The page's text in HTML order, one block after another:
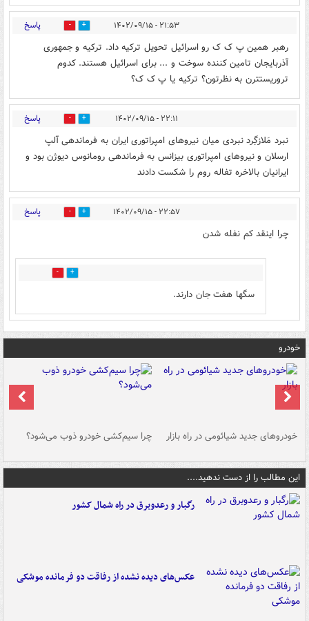
۲۱:۵۳ - ۱۴۰۲/۰۹/۱۵ 0 پاسخ
رهبر همین پ ک ک رو اسرائیل تحویل ترکیه داد. ترکیه و جمهوری
آذربایجان تامین کننده سوخت و ... برای اسرائیل هستند. کدوم
تروریستترن به نظرتون؟ ترکیه یا پ ک ک؟
۲۲:۱۱ - ۱۴۰۲/۰۹/۱۵ 0 پاسخ
نبرد مَلازگِرد نبردی میان نیروهای امپراتوری ایران به فرماندهی آلپ
ارسلان و نیروهای امپراتوری بیزانس به فرماندهی رومانوس دیوژن بود و
ایرانیان بالاخره تفاله روم را شکست دادند
۲۲:۵۷ - ۱۴۰۲/۰۹/۱۵ 3 پاسخ
چرا اینقد کم نفله شدن
3
سگها هفت جان دارند.
خودرو
خودروهای جدید شیائومی در راه بازار چرا سیم‌کشی خودرو ذوب می‌شود؟
این مطالب را از دست ندهید....
رگبار و رعدوبرق در راه شمال کشور
عکس‌های دیده نشده از رفاقت دو فرمانده‌ موشکی